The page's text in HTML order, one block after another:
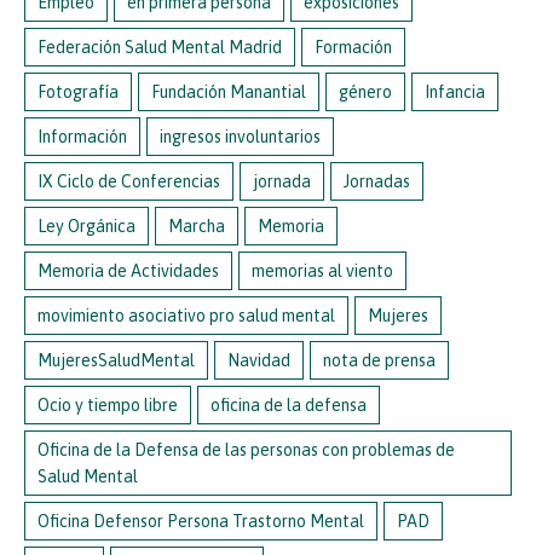
Federación Salud Mental Madrid Formación
Fotografía Fundación Manantial género Infancia
Información ingresos involuntarios
IX Ciclo de Conferencias jornada Jornadas
Ley Orgánica Marcha Memoria
Memoria de Actividades memorias al viento
movimiento asociativo pro salud mental Mujeres
MujeresSaludMental Navidad nota de prensa
Ocio y tiempo libre oficina de la defensa
Oficina de la Defensa de las personas con problemas de
Salud Mental
Oficina Defensor Persona Trastorno Mental PAD